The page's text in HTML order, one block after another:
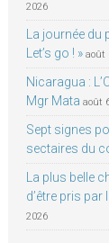
2026
La journée du
Let’s go ! » août
Nicaragua :
Mgr Mata août
Sept signes
sectaires du
La plus belle
d’être pris
2026